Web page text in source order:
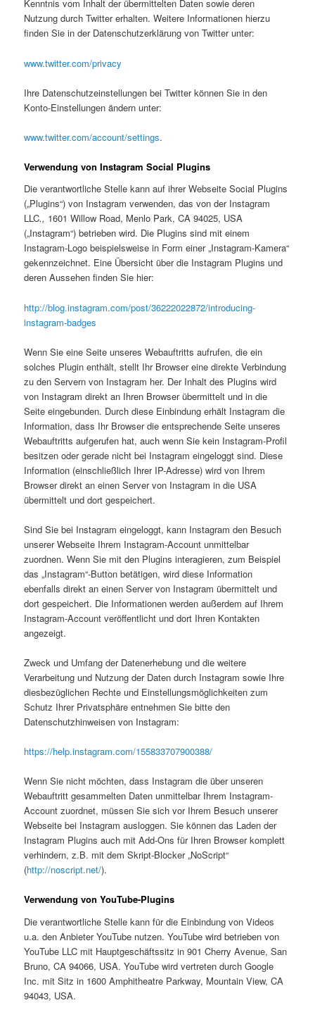
Kenntnis vom Inhalt der übermittelten Daten sowie deren
Nutzung durch Twitter erhalten. Weitere Informationen hierzu
finden Sie in der Datenschutzerklärung von Twitter unter:
www.twitter.com/privacy
Ihre Datenschutzeinstellungen bei Twitter können Sie in den
Konto-Einstellungen ändern unter:
www.twitter.com/account/settings.
Verwendung von Instagram Social Plugins
Die verantwortliche Stelle kann auf ihrer Webseite Social Plugins
(„Plugins“) von Instagram verwenden, das von der Instagram
LLC., 1601 Willow Road, Menlo Park, CA 94025, USA
(„Instagram“) betrieben wird. Die Plugins sind mit einem
Instagram-Logo beispielsweise in Form einer „Instagram-Kamera“
gekennzeichnet. Eine Übersicht über die Instagram Plugins und
deren Aussehen finden Sie hier:
http://blog.instagram.com/post/36222022872/introducing-
instagram-badges
Wenn Sie eine Seite unseres Webauftritts aufrufen, die ein
solches Plugin enthält, stellt Ihr Browser eine direkte Verbindung
zu den Servern von Instagram her. Der Inhalt des Plugins wird
von Instagram direkt an Ihren Browser übermittelt und in die
Seite eingebunden. Durch diese Einbindung erhält Instagram die
Information, dass Ihr Browser die entsprechende Seite unseres
Webauftritts aufgerufen hat, auch wenn Sie kein Instagram-Profil
besitzen oder gerade nicht bei Instagram eingeloggt sind. Diese
Information (einschließlich Ihrer IP-Adresse) wird von Ihrem
Browser direkt an einen Server von Instagram in die USA
übermittelt und dort gespeichert.
Sind Sie bei Instagram eingeloggt, kann Instagram den Besuch
unserer Webseite Ihrem Instagram-Account unmittelbar
zuordnen. Wenn Sie mit den Plugins interagieren, zum Beispiel
das „Instagram“-Button betätigen, wird diese Information
ebenfalls direkt an einen Server von Instagram übermittelt und
dort gespeichert. Die Informationen werden außerdem auf Ihrem
Instagram-Account veröffentlicht und dort Ihren Kontakten
angezeigt.
Zweck und Umfang der Datenerhebung und die weitere
Verarbeitung und Nutzung der Daten durch Instagram sowie Ihre
diesbezüglichen Rechte und Einstellungsmöglichkeiten zum
Schutz Ihrer Privatsphäre entnehmen Sie bitte den
Datenschutzhinweisen von Instagram:
https://help.instagram.com/155833707900388/
Wenn Sie nicht möchten, dass Instagram die über unseren
Webauftritt gesammelten Daten unmittelbar Ihrem Instagram-
Account zuordnet, müssen Sie sich vor Ihrem Besuch unserer
Webseite bei Instagram ausloggen. Sie können das Laden der
Instagram Plugins auch mit Add-Ons für Ihren Browser komplett
verhindern, z.B. mit dem Skript-Blocker „NoScript“
(http://noscript.net/).
Verwendung von YouTube-Plugins
Die verantwortliche Stelle kann für die Einbindung von Videos
u.a. den Anbieter YouTube nutzen. YouTube wird betrieben von
YouTube LLC mit Hauptgeschäftssitz in 901 Cherry Avenue, San
Bruno, CA 94066, USA. YouTube wird vertreten durch Google
Inc. mit Sitz in 1600 Amphitheatre Parkway, Mountain View, CA
94043, USA.